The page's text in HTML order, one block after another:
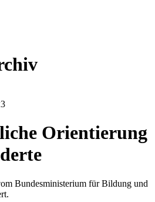
Orientierung
Bundesministerium für Bildung und